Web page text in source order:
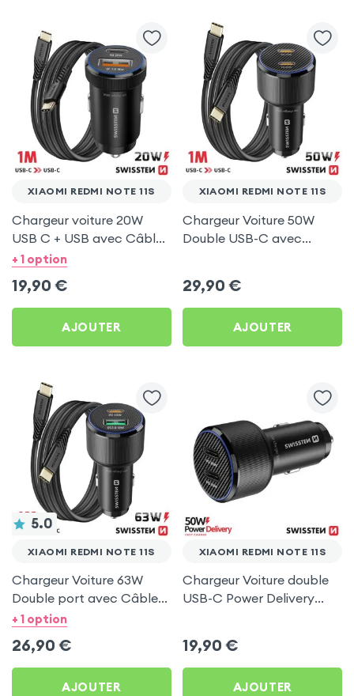
XIAOMI REDMI NOTE 11S
Chargeur voiture 20W
USB C + USB avec Câble
type C Swissten pour
+ 1 option
19,90 €
AJOUTER
XIAOMI REDMI NOTE 11S
Chargeur Voiture 50W
Double USB-C avec
29,90 €
AJOUTER
5.0
XIAOMI REDMI NOTE 11S
Chargeur Voiture 63W
Double port avec Câble
USB C 1m pour Xiaomi
+ 1 option
26,90 €
AJOUTER
XIAOMI REDMI NOTE 11S
Chargeur Voiture double
USB-C Power Delivery
19,90 €
AJOUTER